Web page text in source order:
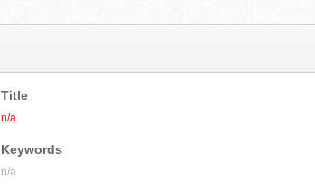
Title
n/a
Keywords
n/a